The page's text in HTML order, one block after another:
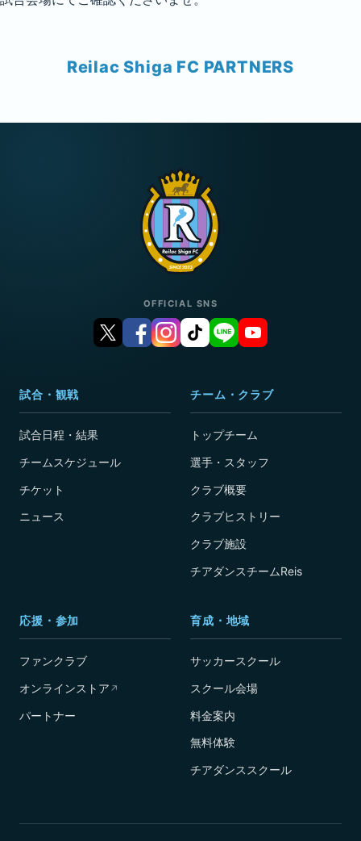
Reilac Shiga FC PARTNERS
OFFICIAL SNS
試合・観戦
試合日程・結果
チームスケジュール
チケット
ニュース
チーム・クラブ
トップチーム
選手・スタッフ
クラブ概要
クラブヒストリー
クラブ施設
チアダンスチームReis
応援・参加
ファンクラブ
オンラインストア ↗
パートナー
育成・地域
サッカースクール
スクール会場
料金案内
無料体験
チアダンススクール